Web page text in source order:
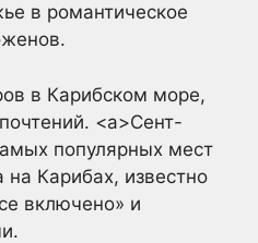
в романтическое
в Карибском море,
<a>Сент-
популярных мест
Карибах, известно
включено» и